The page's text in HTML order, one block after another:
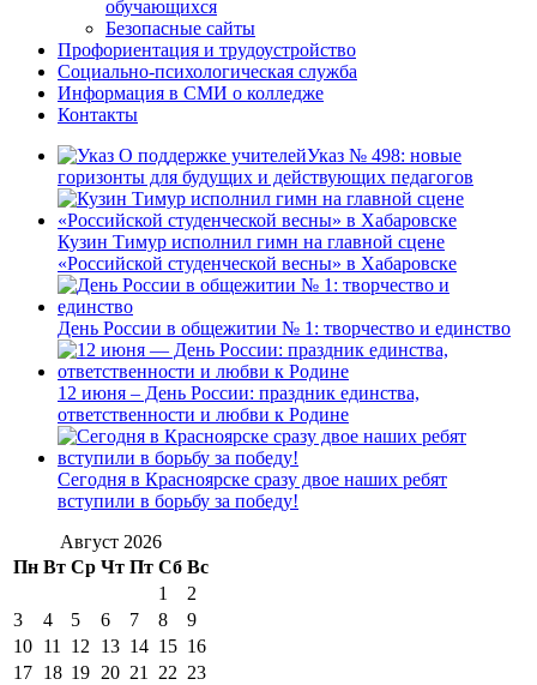
обучающихся
Безопасные сайты
Профориентация и трудоустройство
Социально-психологическая служба
Информация в СМИ о колледже
Контакты
Указ № 498: новые
горизонты для будущих и действующих педагогов
Кузин Тимур исполнил гимн на главной сцене
«Российской студенческой весны» в Хабаровске
День России в общежитии № 1: творчество и единство
12 июня – День России: праздник единства,
ответственности и любви к Родине
Сегодня в Красноярске сразу двое наших ребят
вступили в борьбу за победу!
Август 2026
Пн Вт Ср Чт Пт Сб Вс
1
2
3
4 5 6 7 8
9
10 11 12 13 14 15 16
17 18 19 20 21 22 23